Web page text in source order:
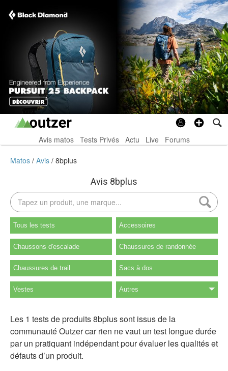
Avis matos Tests Privés Actu Live Forums
Matos Avis 8bplus
Avis 8bplus
Tous les tests Accessoires
Chaussons d'escalade Chaussures de randonnée
Chaussures de trail Sacs à dos
Vestes Autres
Les 1 tests de produits 8bplus sont issus de la
communauté Outzer car rien ne vaut un test longue durée
par un pratiquant indépendant pour évaluer les qualités et
défauts d’un produit.